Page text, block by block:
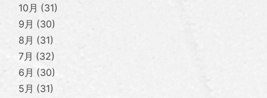
10月
31
9月
30
8月
31
7月
32
6月
30
5月
31